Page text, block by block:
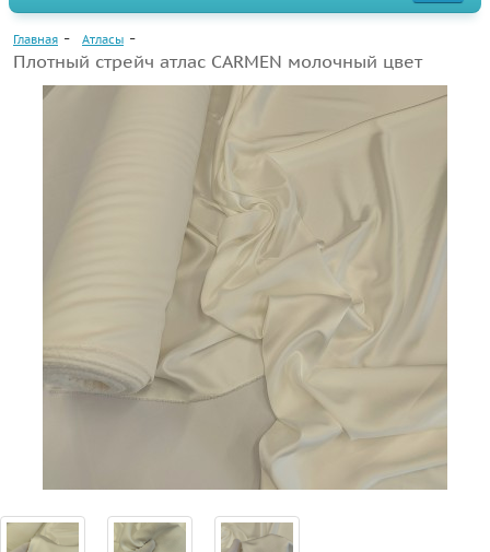
Главная Атласы
Плотный стрейч атлас CARMEN молочный цвет